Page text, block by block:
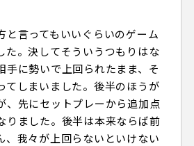
と言ってもいいぐらいのゲーム
た。決してそういうつもりはな
手に勢いで上回られたまま、そ
てしまいました。後半のほうが
、先にセットプレーから追加点
りました。後半は本来ならば前
、我々が上回らないといけない